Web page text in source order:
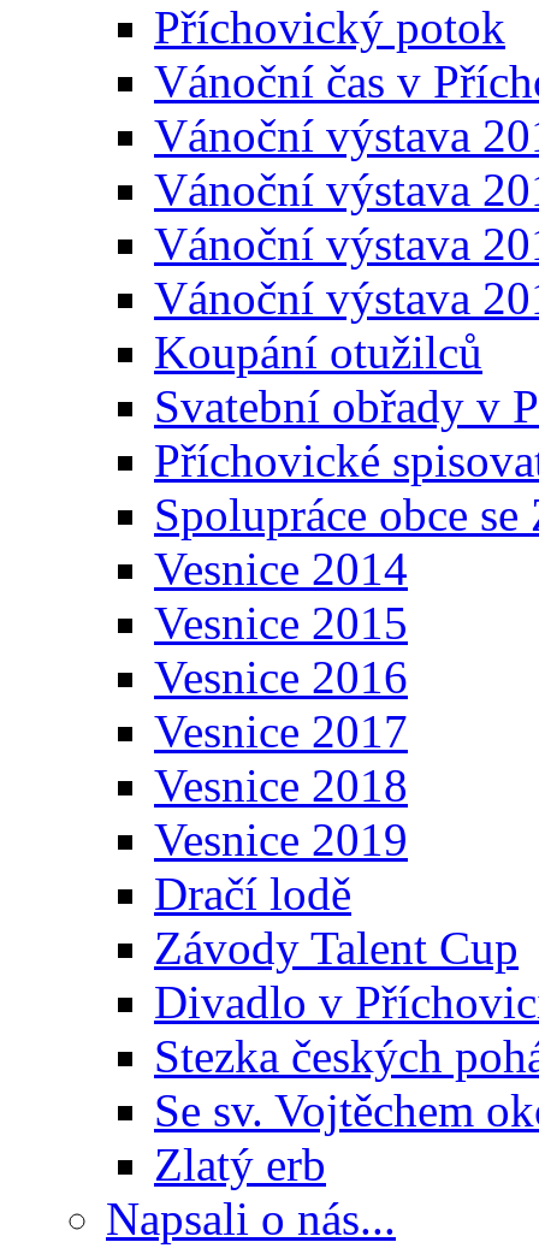
Příchovický potok
Vánoční čas v
Vánoční výstava
Vánoční výstava
Vánoční výstava
Vánoční výstava
Koupání otužilců
Svatební obřady v
Příchovické
Spolupráce obce
Vesnice 2014
Vesnice 2015
Vesnice 2016
Vesnice 2017
Vesnice 2018
Vesnice 2019
Dračí lodě
Závody Talent Cup
Divadlo v
Stezka českých
Se sv. Vojtěchem
Zlatý erb
Napsali o nás...